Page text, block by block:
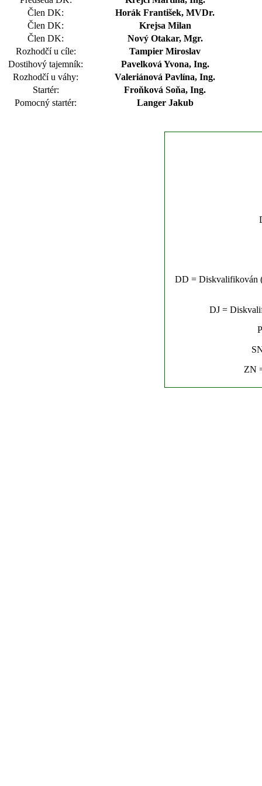
Člen DK:
Horák František, MVDr.
Člen DK:
Krejsa Milan
Člen DK:
Nový Otakar, Mgr.
Rozhodčí u cíle:
Tampier Miroslav
Dostihový tajemník:
Pavelková Yvona, Ing.
Rozhodčí u váhy:
Valeriánová Pavlína, Ing.
Startér:
Froňková Soňa, Ing.
Pomocný startér:
Langer Jakub
DD = Diskvalifikován
DJ =
ZN